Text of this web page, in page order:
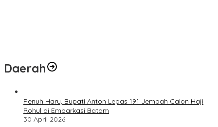
Daerah
Penuh Haru, Bupati Anton Lepas 191 Jemaah Calon Haji
Rohul di Embarkasi Batam
30 April 2026